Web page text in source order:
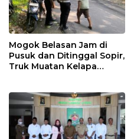
Mogok Belasan Jam di
Pusuk dan Ditinggal Sopir,
Truk Muatan Kelapa